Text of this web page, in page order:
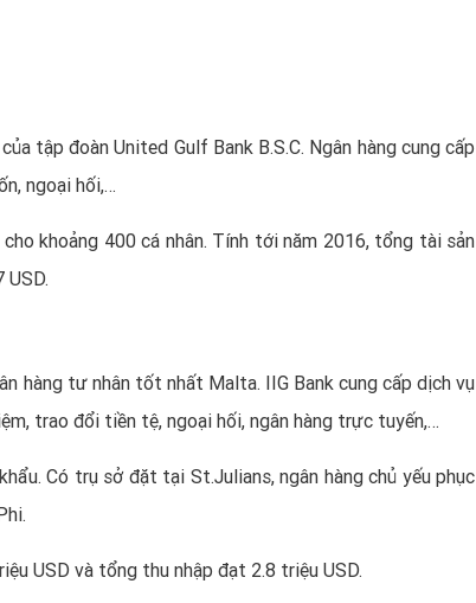
tập đoàn United Gulf Bank B.S.C. Ngân hàng cung cấp
ngoại hối,…
khoảng 400 cá nhân. Tính tới năm 2016, tổng tài sản
hàng tư nhân tốt nhất Malta. IIG Bank cung cấp dịch vụ
trao đổi tiền tệ, ngoại hối, ngân hàng trực tuyến,…
Có trụ sở đặt tại St.Julians, ngân hàng chủ yếu phục
USD và tổng thu nhập đạt 2.8 triệu USD.